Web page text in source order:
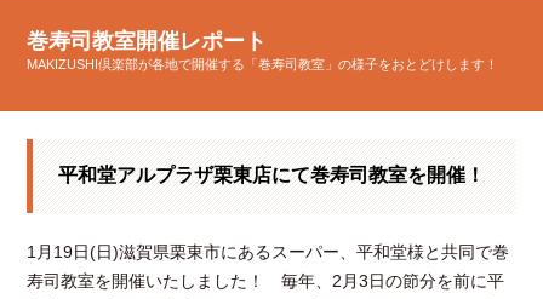
巻寿司教室開催レポート
MAKIZUSHI倶楽部が各地で開催する「巻寿司教室」の様子をおとどけします！
平和堂アルプラザ栗東店にて巻寿司教室を開催！
1月19日(日)滋賀県栗東市にあるスーパー、平和堂様と共同で巻
寿司教室を開催いたしました！ 毎年、2月3日の節分を前に平